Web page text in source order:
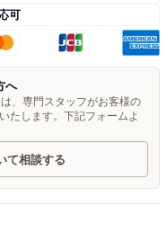
可
へ
、専門スタッフがお客様の
たします。下記フォームよ
て相談する